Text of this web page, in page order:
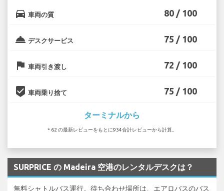
directions_car 車両の質 80 / 100
room_service デスクサービス 75 / 100
flag 車両引き渡し 72 / 100
beenhere 車両乗り捨て 75 / 100
ターミナルから
* 62 の最新レビューをもとに934合計レビューから計算。
SURPRICE の Madeira 空港のレンタルデスクは？
無料シャトルバス運行。待ち合わせ場所は、エアロバスのバス